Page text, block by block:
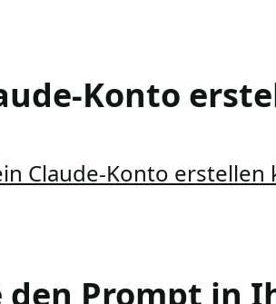
Konto
Claude-Konto erstellen
Prompt in